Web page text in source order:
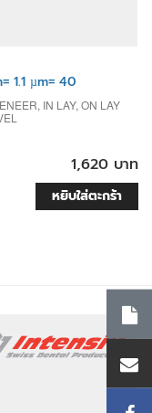
1.1 µm= 40
IN LAY, ON LAY
1,620 บาท
หยิบใส่ตะกร้า